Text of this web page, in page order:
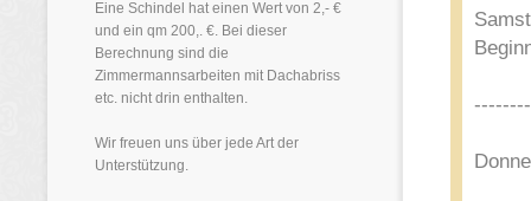
Eine Schindel hat einen Wert von 2,- €
und ein qm 200,. €. Bei dieser
Berechnung sind die
Zimmermannsarbeiten mit Dachabriss
etc. nicht drin enthalten.
Wir freuen uns über jede Art der
Unterstützung.